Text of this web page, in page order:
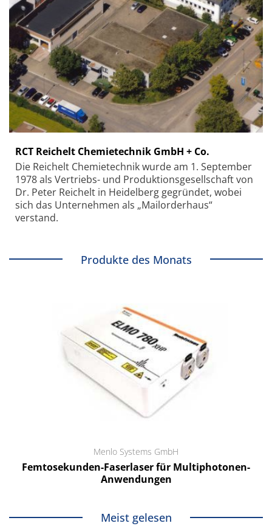
RCT Reichelt Chemietechnik GmbH + Co.
Die Reichelt Chemietechnik wurde am 1. September
1978 als Vertriebs- und Produktionsgesellschaft von
Dr. Peter Reichelt in Heidelberg gegründet, wobei
sich das Unternehmen als „Mailorderhaus“
verstand.
Produkte des Monats
Menlo Systems GmbH
Femtosekunden-Faserlaser für Multiphotonen-
Anwendungen
Meist gelesen